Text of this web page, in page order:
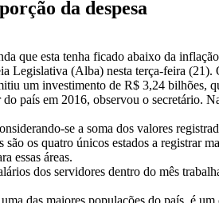
da despesa
que esta tenha ficado abaixo da
(Alba) nesta terça-feira
um investimento de R$ 3,24 bilhões,
país em 2016, observou o secretário.
se a soma dos valores
os quatro únicos estados a registrar
essas áreas.
dos servidores dentro do mês
das maiores populações do país, é